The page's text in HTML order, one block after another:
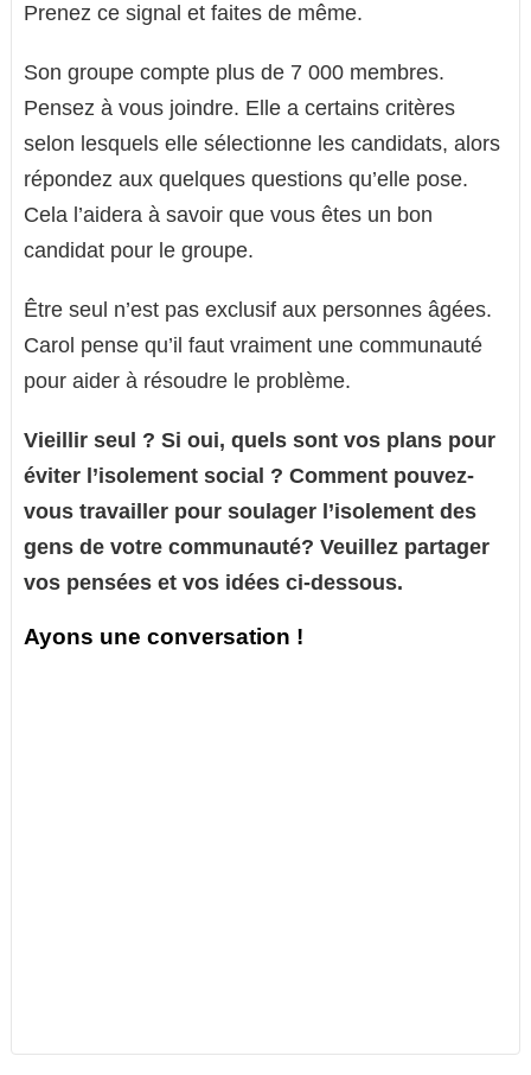
Prenez ce signal et faites de même.
Son groupe compte plus de 7 000 membres.
Pensez à vous joindre. Elle a certains critères
selon lesquels elle sélectionne les candidats, alors
répondez aux quelques questions qu’elle pose.
Cela l’aidera à savoir que vous êtes un bon
candidat pour le groupe.
Être seul n’est pas exclusif aux personnes âgées.
Carol pense qu’il faut vraiment une communauté
pour aider à résoudre le problème.
Vieillir seul ? Si oui, quels sont vos plans pour
éviter l’isolement social ? Comment pouvez-
vous travailler pour soulager l’isolement des
gens de votre communauté? Veuillez partager
vos pensées et vos idées ci-dessous.
Ayons une conversation !